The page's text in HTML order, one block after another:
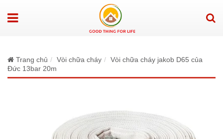
Trang chủ Vòi chữa cháy
Vòi chữa cháy jakob D65 của
Đức 13bar 20m